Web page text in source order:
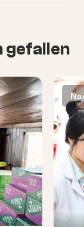
gefallen